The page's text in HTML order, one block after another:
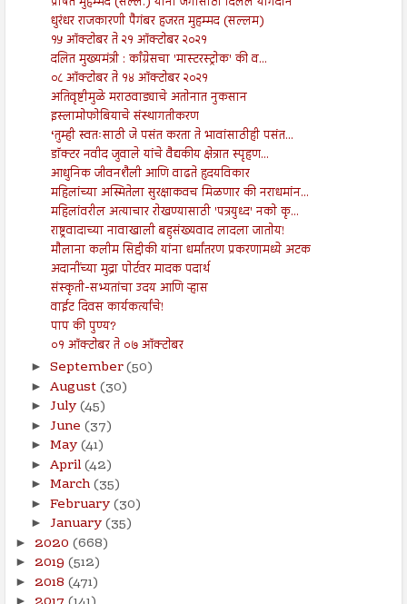
धुरंधर राजकारणी पैगंबर हजरत मुहम्मद (सल्लम)
१५ ऑक्टोबर ते २१ ऑक्टोबर २०२१
दलित मुख्यमंत्री : काँग्रेसचा 'मास्टरस्ट्रोक' की व...
०८ ऑक्टोबर ते १४ ऑक्टोबर २०२१
अतिवृष्टीमुळे मराठवाड्याचे अतोनात नुकसान
इस्लामोफोबियाचे संस्थागतीकरण
‘तुम्ही स्वतःसाठी जे पसंत करता ते भावांसाठीही पसंत...
डॉक्टर नवीद जुवाले यांचे वैद्यकीय क्षेत्रात स्पृहण...
आधुनिक जीवनशैली आणि वाढते हृदयविकार
महिलांच्या अस्मितेला सुरक्षाकवच मिळणार की नराधमांन...
महिलांवरील अत्याचार रोखण्यासाठी 'पत्रयुध्द' नको कृ...
राष्ट्रवादाच्या नावाखाली बहुसंख्यवाद लादला जातोय!
मौलाना कलीम सिद्दीकी यांना धर्मांतरण प्रकरणामध्ये अटक
अदानींच्या मुद्रा पोर्टवर मादक पदार्थ
संस्कृती-सभ्यतांचा उदय आणि ऱ्हास
वाईट दिवस कार्यकर्त्यांचे!
पाप की पुण्य?
०१ ऑक्टोबर ते ०७ ऑक्टोबर
► September(50)
► August(30)
► July(45)
► June (37)
► May(41)
► April(42)
► March(35)
► February(30)
► January(35)
► 2020 (668)
► 2019 (512)
► 2018 (471)
►